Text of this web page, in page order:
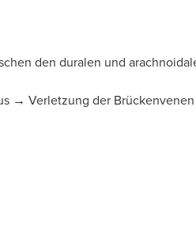
den duralen und
→ Verletzung der